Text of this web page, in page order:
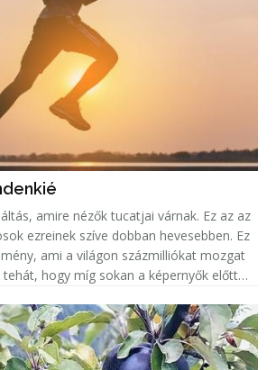
amire nézők tucatjai várnak. Ez az az
ezreinek szíve dobban hevesebben. Ez
ami a világon százmilliókat mozgat
hogy míg sokan a képernyők előtt